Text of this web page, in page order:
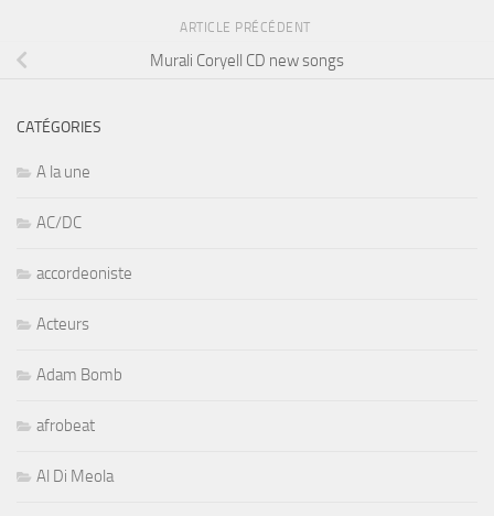
ARTICLE PRÉCÉDENT
Murali Coryell CD new songs
CATÉGORIES
A la une
AC/DC
accordeoniste
Acteurs
Adam Bomb
afrobeat
Al Di Meola